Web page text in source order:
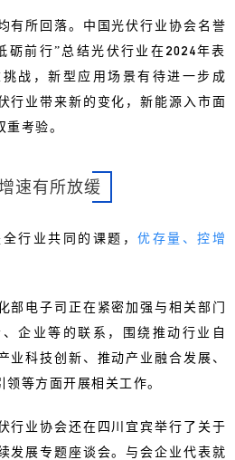
有所回落。中国光伏行业协会名誉
砺前行”总结光伏行业在2024年表
战，新型应用场景有待进一步成
行业带来新的变化，新能源入市面
考验。
速有所放缓
行业共同的课题，优存量、控增
部电子司正在紧密加强与相关部门
企业等的联系，围绕推动行业自
业科技创新、推动产业融合发展、
等方面开展相关工作。
行业协会还在四川宜宾举行了关于
发展专题座谈会。与会企业代表就